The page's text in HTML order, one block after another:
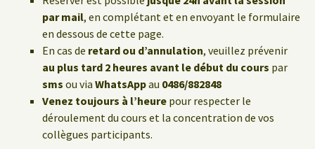
par mail, en complétant et en envoyant le formulaire
en dessous de cette page.
En cas de retard ou d’annulation, veuillez prévenir
au plus tard 2 heures avant le début du cours par
sms ou via WhatsAppau 0486/882848
Venez toujours à l’heure pour respecter le
déroulement du cours et la concentration de vos
collègues participants.